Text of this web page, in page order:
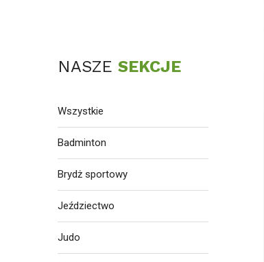
NASZESEKCJE
Wszystkie
Badminton
Brydż sportowy
Jeździectwo
Judo